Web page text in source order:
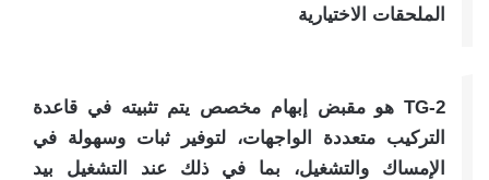
الملحقات الاختيارية
TG-2 هو مقبض إبهام مخصص يتم تثبيته في قاعدة
التركيب متعددة الواجهات، لتوفير ثبات وسهولة في
الإمساك والتشغيل، بما في ذلك عند التشغيل بيد